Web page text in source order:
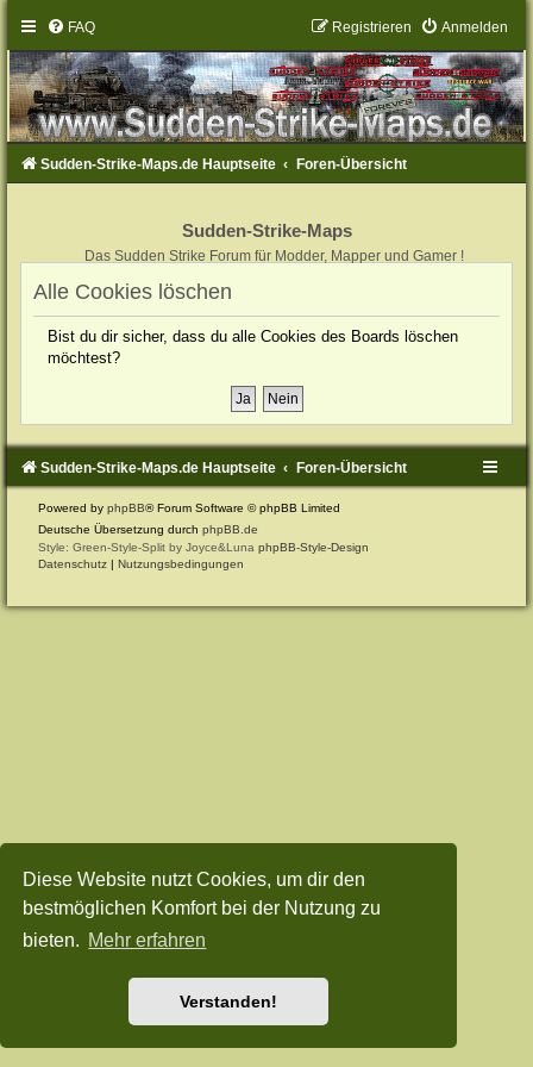
Diese Website nutzt Cookies, um dir den
bestmöglichen Komfort bei der Nutzung zu
bieten. Mehr erfahren
Verstanden!
FAQ Anmelden
Registrieren
Sudden-Strike-Maps.de Hauptseite Foren-Übersicht
Sudden-Strike-Maps
Das Sudden Strike Forum für Modder, Mapper und Gamer !
Alle Cookies löschen
Bist du dir sicher, dass du alle Cookies des Boards löschen
möchtest?
Sudden-Strike-Maps.de Hauptseite Foren-Übersicht
Powered byphpBB® Forum Software © phpBB Limited
Deutsche Übersetzung durchphpBB.de
Style: Green-Style-Split by Joyce&LunaphpBB-Style-Design
Datenschutz |Nutzungsbedingungen